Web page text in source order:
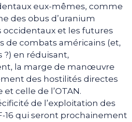
eux-mêmes, comme
des obus d’uranium
occidentaux et les futures
de combats américains (et,
?) en réduisant,
la marge de manœuvre
des hostilités directes
celle de l’OTAN.
de l’exploitation des
16 qui seront prochainement